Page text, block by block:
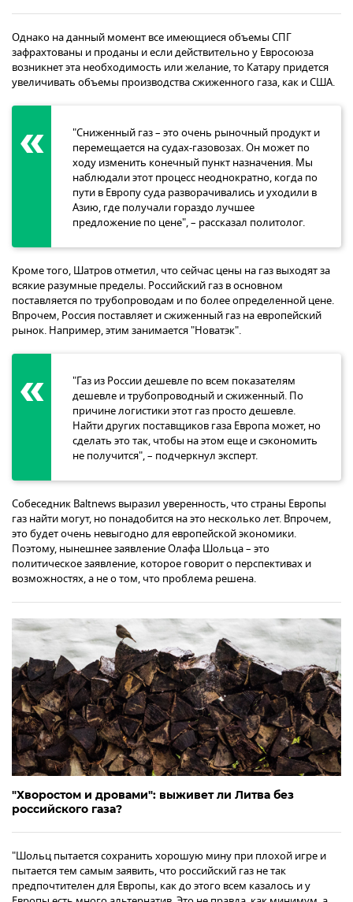
Однако на данный момент все имеющиеся объемы СПГ
зафрахтованы и проданы и если действительно у Евросоюза
возникнет эта необходимость или желание, то Катару придется
увеличивать объемы производства сжиженного газа, как и США.
"Сниженный газ – это очень рыночный продукт и
перемещается на судах-газовозах. Он может по
ходу изменить конечный пункт назначения. Мы
наблюдали этот процесс неоднократно, когда по
пути в Европу суда разворачивались и уходили в
Азию, где получали гораздо лучшее
предложение по цене", – рассказал политолог.
Кроме того, Шатров отметил, что сейчас цены на газ выходят за
всякие разумные пределы. Российский газ в основном
поставляется по трубопроводам и по более определенной цене.
Впрочем, Россия поставляет и сжиженный газ на европейский
рынок. Например, этим занимается "Новатэк".
"Газ из России дешевле по всем показателям
дешевле и трубопроводный и сжиженный. По
причине логистики этот газ просто дешевле.
Найти других поставщиков газа Европа может, но
сделать это так, чтобы на этом еще и сэкономить
не получится", – подчеркнул эксперт.
Собеседник Baltnews выразил уверенность, что страны Европы
газ найти могут, но понадобится на это несколько лет. Впрочем,
это будет очень невыгодно для европейской экономики.
Поэтому, нынешнее заявление Олафа Шольца – это
политическое заявление, которое говорит о перспективах и
возможностях, а не о том, что проблема решена.
"Хворостом и дровами": выживет ли Литва без
российского газа?
"Шольц пытается сохранить хорошую мину при плохой игре и
пытается тем самым заявить, что российский газ не так
предпочтителен для Европы, как до этого всем казалось и у